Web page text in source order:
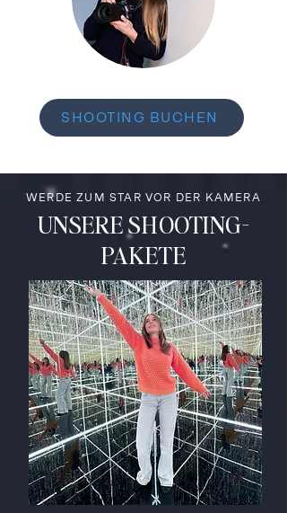
SHOOTING BUCHEN
WERDE ZUM STAR VOR DER KAMERA
UNSERE SHOOTING-
PAKETE